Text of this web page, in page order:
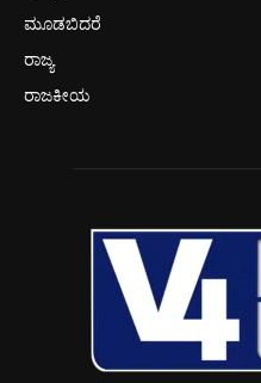
ಮೂಡಬಿದರೆ
ರಾಜ್ಯ
ರಾಜಕೀಯ